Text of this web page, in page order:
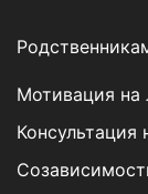
Мотивация на
Консультация